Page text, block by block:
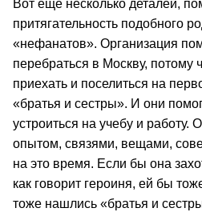
Вот еще несколько деталей,
притягательность подобного
«нефанатов». Организация
перебраться в Москву, потому
приехать и поселиться на
«братья и сестры». И они
устроиться на учебу и работу.
опытом, связями, вещами,
на это время. Если бы она
как говорит героиня, ей бы
тоже нашлись «братья и